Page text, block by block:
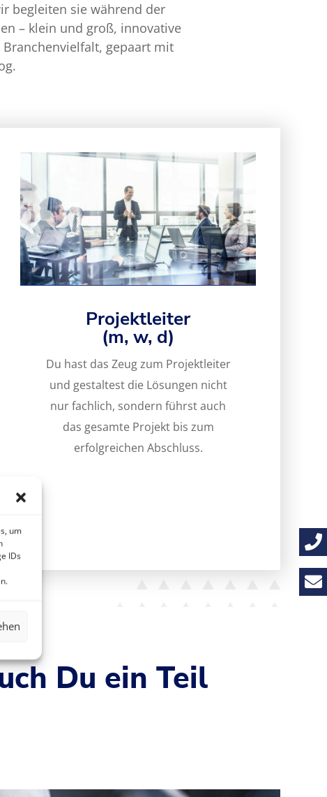
um
IDs
begleiten sie während der
– klein und groß, innovative
gepaart mit
Projektleiter
(m, w, d)
Du hast das Zeug zum Projektleiter
und gestaltest die Lösungen nicht
nur fachlich, sondern führst auch
das gesamte Projekt bis zum
erfolgreichen Abschluss.
Du ein Teil